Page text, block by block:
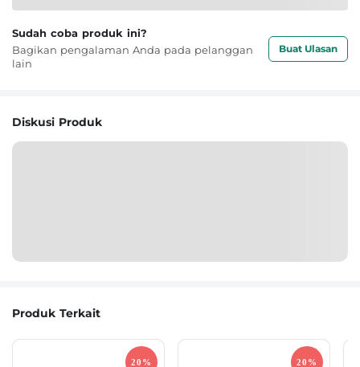
Sudah coba produk ini?
Bagikan pengalaman Anda pada pelanggan
lain
Buat Ulasan
Diskusi Produk
Produk Terkait